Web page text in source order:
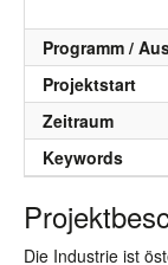
Programm /
Projektstart
Zeitraum
Keywords
Die Industrie ist